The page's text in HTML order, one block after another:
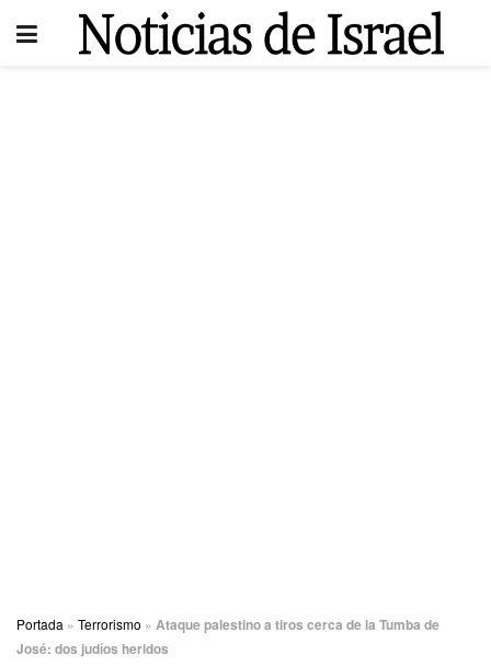
Portada » Terrorismo » Ataque palestino a tiros cerca de la Tumba de
José: dos judíos heridos